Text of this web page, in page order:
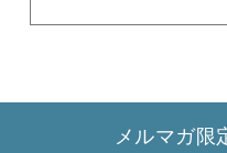
メルマガ限